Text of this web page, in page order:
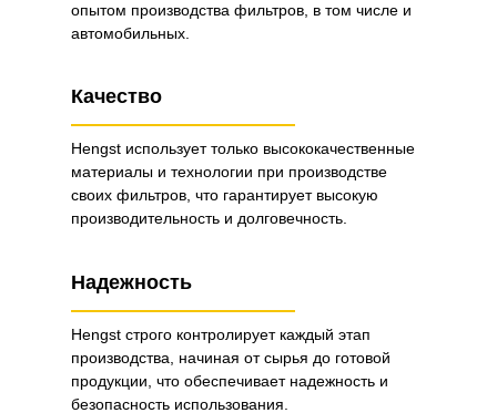
опытом производства фильтров, в том числе и
автомобильных.
Качество
Надежность
Hengst использует только высококачественные
материалы и технологии при производстве
своих фильтров, что гарантирует высокую
производительность и долговечность.
Hengst строго контролирует каждый этап
производства, начиная от сырья до готовой
продукции, что обеспечивает надежность и
безопасность использования.